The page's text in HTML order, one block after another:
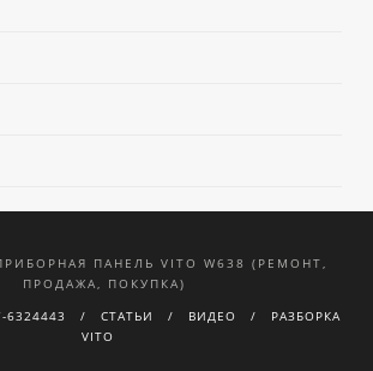
ПРИБОРНАЯ ПАНЕЛЬ VITO W638 (РЕМОНТ,
ПРОДАЖА, ПОКУПКА)
6324443
СТАТЬИ ВИДЕО
РАЗБОРКА
VITO